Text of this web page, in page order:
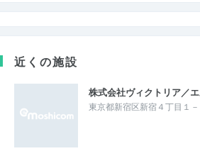
近くの施設
株式会社ヴィクトリア／
東京都新宿区新宿４丁目１－